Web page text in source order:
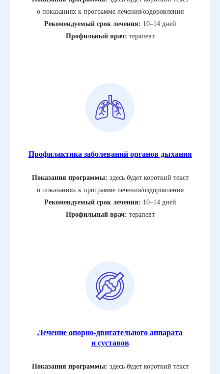
о показаниях к программе лечения/оздоровления
Рекомендуемый срок лечения: 10–14 дней
Профильный врач: терапевт
Профилактика заболеваний органов дыхания
Показания программы: здесь будет короткий текст
о показаниях к программе лечения/оздоровления
Рекомендуемый срок лечения: 10–14 дней
Профильный врач: терапевт
Лечение опорно-двигательного аппарата
и суставов
Показания программы: здесь будет короткий текст